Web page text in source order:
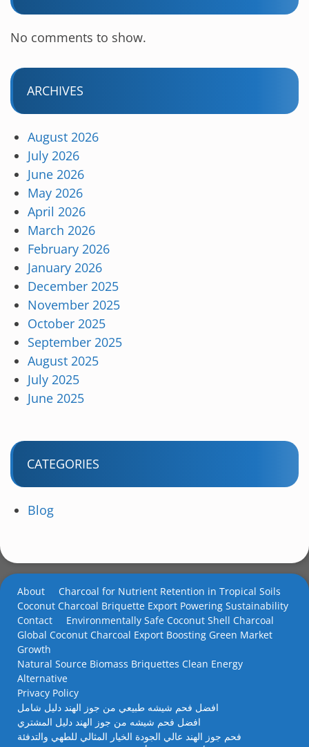
No comments to show.
ARCHIVES
August 2026
July 2026
June 2026
May 2026
April 2026
March 2026
February 2026
January 2026
December 2025
November 2025
October 2025
September 2025
August 2025
July 2025
June 2025
CATEGORIES
Blog
About
Charcoal for Nutrient Retention in Tropical Soils
Coconut Charcoal Briquette Export Powering Sustainability
Contact
Environmentally Safe Coconut Shell Charcoal
Global Coconut Charcoal Export Boosting Green Market
Growth
Natural Source Biomass Briquettes Clean Energy
Alternative
Privacy Policy
افضل فحم شيشه طبيعي من جوز الهند دليل شامل
افضل فحم شيشه من جوز الهند دليل المشتري
فحم جوز الهند عالي الجودة الخيار المثالي للطهي والتدفئة